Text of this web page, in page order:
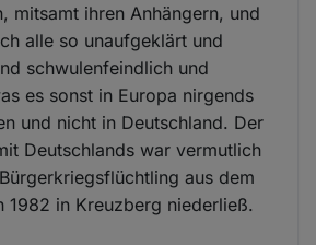
mitsamt ihren Anhängern, und
alle so unaufgeklärt und
schwulenfeindlich und
es sonst in Europa nirgends
und nicht in Deutschland. Der
Deutschlands war vermutlich
aus dem
1982 in Kreuzberg niederließ.